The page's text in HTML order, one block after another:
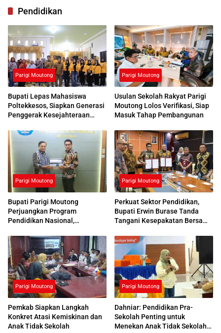
Pendidikan
Parigi Moutong
Bupati Lepas Mahasiswa
Poltekkesos, Siapkan Generasi
Penggerak Kesejahteraan
Parigi Moutong
Usulan Sekolah Rakyat Parigi
Moutong Lolos Verifikasi, Siap
Masuk Tahap Pembangunan
Parigi Moutong
Bupati Parigi Moutong
Perjuangkan Program
Pendidikan Nasional,
Respons Positif
Parigi Moutong
Perkuat Sektor Pendidikan,
Bupati Erwin Burase Tanda
Tangani Kesepakatan Bersama
Parigi Moutong
Pemkab Siapkan Langkah
Konkret Atasi Kemiskinan dan
Anak Tidak Sekolah
Parigi Moutong
Dahniar: Pendidikan Pra-
Sekolah Penting untuk
Menekan Anak Tidak Sekolah